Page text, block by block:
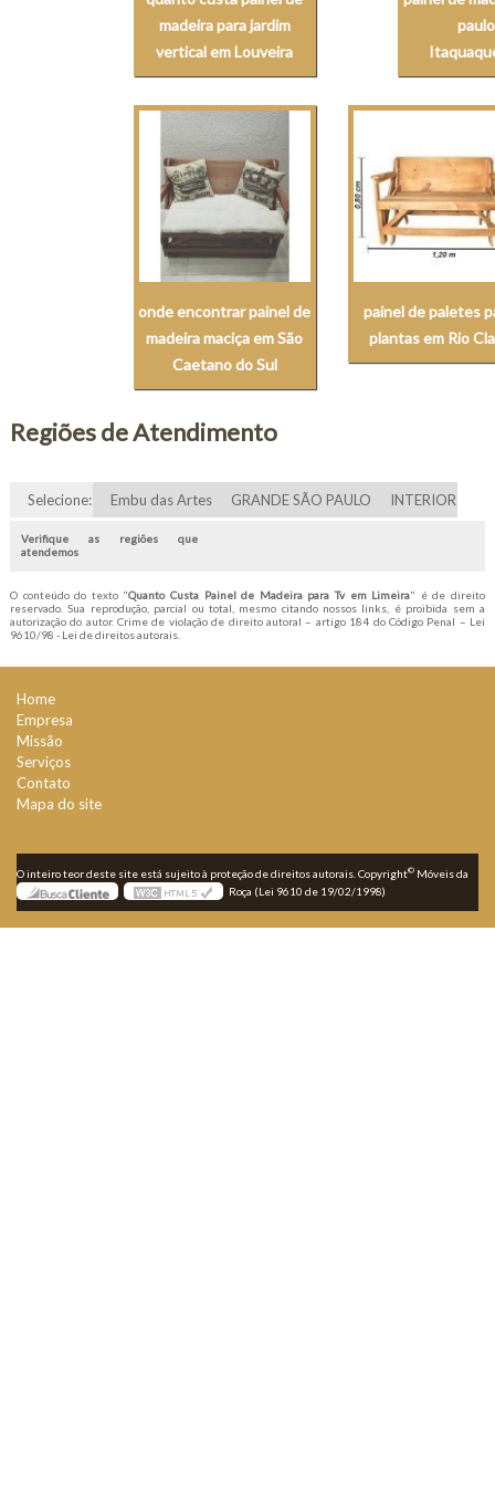
madeira para jardim
vertical em Louveira
onde encontrar painel de
madeira maciça em São
Caetano do Sul
painel de paletes
plantas em Rio
Regiões de Atendimento
Selecione: Embu das Artes GRANDE SÃO PAULO INTERIOR
Verifique as regiões que
atendemos
O conteúdo do texto "Quanto Custa Painel de Madeira para Tv em Limeira" é de direito
reservado. Sua reprodução, parcial ou total, mesmo citando nossos links, é proibida sem a
autorização do autor. Crime de violação de direito autoral – artigo 184 do Código Penal – Lei
9610/98 - Lei de direitos autorais.
Home
Empresa
Missão
Serviços
Contato
Mapa do site
O inteiro teor deste site está sujeito à proteção de direitos autorais. Copyright© Móveis da
Roça (Lei 9610 de 19/02/1998)